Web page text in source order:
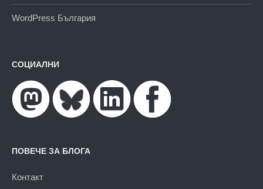
WordPress България
СОЦИАЛНИ
ПОВЕЧЕ ЗА БЛОГА
Контакт